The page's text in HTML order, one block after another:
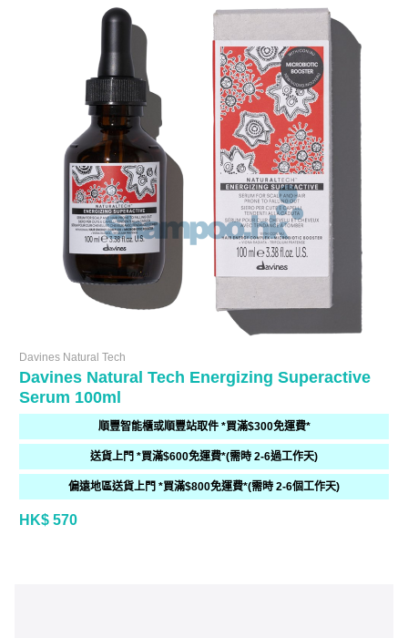
Davines Natural Tech
Davines Natural Tech Energizing Superactive
Serum 100ml
順豐智能櫃或順豐站取件 *買滿$300免運費*
送貨上門 *買滿$600免運費*(需時 2-6過工作天)
偏遠地區送貨上門 *買滿$800免運費*(需時 2-6個工作天)
HK$ 570